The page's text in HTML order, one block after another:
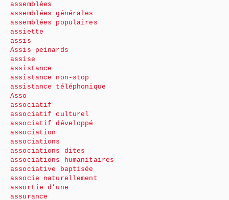
assemblées
assemblées générales
assemblées populaires
assiette
assis
Assis peinards
assise
assistance
assistance non-stop
assistance téléphonique
Asso
associatif
associatif culturel
associatif développé
association
associations
associations dites
associations humanitaires
associative baptisée
associe naturellement
assortie d’une
assurance